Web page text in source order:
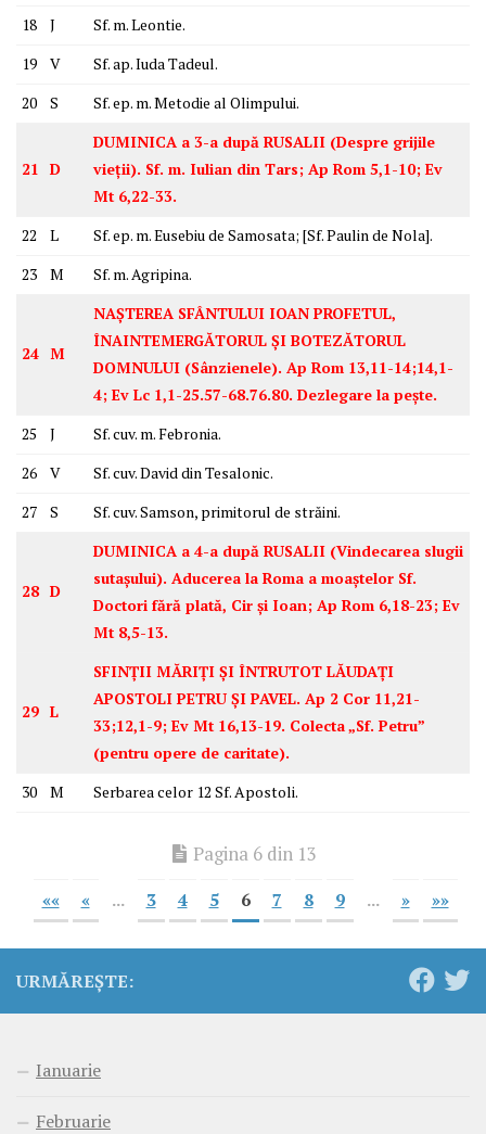
18
J
Sf. m. Leontie.
19
V
Sf. ap. Iuda Tadeul.
20
S Sf. ep. m. Metodie al Olimpului.
21 D
DUMINICA a 3-a după RUSALII (Despre grijile
vieții). Sf. m. Iulian din Tars; Ap Rom 5,1-10; Ev
Mt 6,22-33.
22
L
Sf. ep. m. Eusebiu de Samosata; [Sf. Paulin de Nola].
23
M Sf. m. Agripina.
24 M
NAȘTEREA SFÂNTULUI IOAN PROFETUL,
ÎNAINTEMERGĂTORUL ȘI BOTEZĂTORUL
DOMNULUI (Sânzienele). Ap Rom 13,11-14;14,1-
4; Ev Lc 1,1-25.57-68.76.80. Dezlegare la pește.
25
J
Sf. cuv. m. Febronia.
26
V
Sf. cuv. David din Tesalonic.
27
S Sf. cuv. Samson, primitorul de străini.
28 D
DUMINICA a 4-a după RUSALII (Vindecarea slugii
sutașului). Aducerea la Roma a moaștelor Sf.
Doctori fără plată, Cir și Ioan; Ap Rom 6,18-23; Ev
Mt 8,5-13.
29 L
SFINȚII MĂRIȚI ȘI ÎNTRUTOT LĂUDAȚI
APOSTOLI PETRU ȘI PAVEL. Ap 2 Cor 11,21-
33;12,1-9; Ev Mt 16,13-19. Colecta „Sf. Petru”
(pentru opere de caritate).
30
M Serbarea celor 12 Sf. Apostoli.
Pagina 6 din 13
«« « ... 3 4 5 6 7 8 9 ... » »»
URMĂREȘTE:
Ianuarie
Februarie